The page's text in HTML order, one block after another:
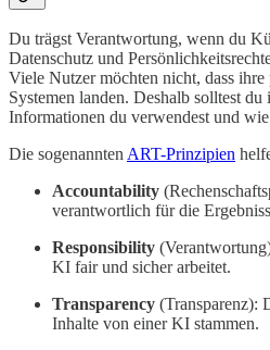
Du trägst Verantwortung, wenn du
Datenschutz und
Viele Nutzer möchten nicht, dass
Systemen landen. Deshalb solltest
Informationen du verwendest und
Die sogenannten ART-Prinzipien
Accountability
verantwortlich für die
Responsibility
KI fair und sicher arbeitet.
Transparency (Transparenz):
Inhalte von einer KI stammen.